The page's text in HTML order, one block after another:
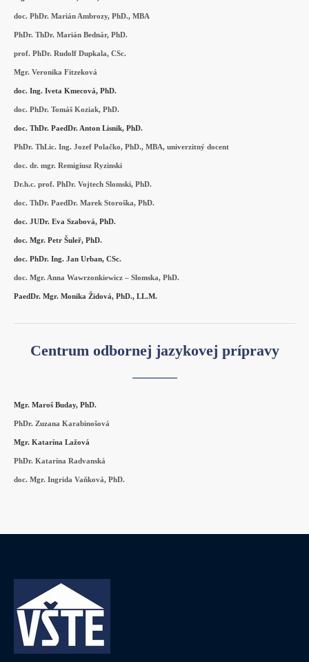
doc. PhDr. Marián Ambrozy, PhD., MBA
PhDr. ThDr. Marián Bednár, PhD.
prof. PhDr. Rudolf Dupkala, CSc.
Mgr. Veronika Fitzeková
doc. Ing. Iveta Kmecová, PhD.
doc. PhDr. Tomáš Koziak, PhD.
doc. ThDr. PaedDr. Anton Lisnik, PhD.
PhDr. ThLic. Ing. Jozef Polačko, PhD., MBA, univerzitný docent
doc. dr. mgr. Remigiusz Ryzinski
Dr.h.c. prof. PhDr. Vojtech Slomski, PhD.
doc. ThDr. PaedDr. Marek Storoška, PhD.
doc. JUDr. Eva Szabová, PhD.
doc. Mgr. Petr Šuleř, PhD.
doc. PhDr. Ing. Jan Urban, CSc.
doc. Mgr. Anna Wawrzonkiewicz – Slomska, PhD.
PaedDr. Mgr. Monika Židová, PhD., LL.M.
Centrum odbornej jazykovej prípravy
Mgr. Maroš Buday, PhD.
PhDr. Zuzana Karabinošová
Mgr. Katarína Lažová
PhDr. Katarína Radvanská
doc. Mgr. Ingrida Vaňková, PhD.